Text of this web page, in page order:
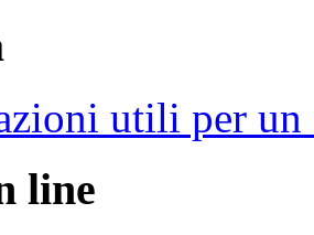
utili per un
line